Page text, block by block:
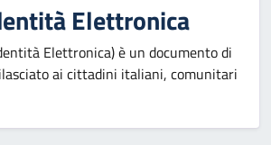
Elettronica
Elettronica) è un documento di
ai cittadini italiani, comunitari